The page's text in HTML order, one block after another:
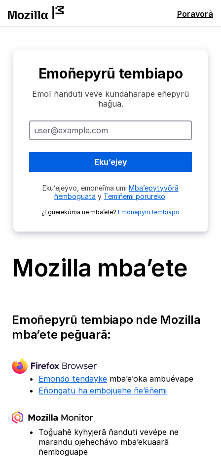
Poravorã
Emoñepyrũ tembiapo
Emoĩ ñanduti veve kundaharape eñepyrũ
hag̃ua.
Ñanduti
veve
kundaharape
Eku’ejey
Eku’ejeývo, emoneĩma umi Mba’epytyvõrã
ñemboguata y Temiñemi porureko.
¿Eguerekóma ne mba’ete? Emoñepyrũ tembiapo
Mozilla mba’ete
Emoñepyrũ tembiapo nde Mozilla
mba’ete peg̃uarã:
Emondo tendayke mba’e’oka ambuévape
Eñongatu ha embojuehe ñe’ẽñemi
Tog̃uahẽ kyhyjerã ñanduti vevépe ne
marandu ojehechávo mba’ekuaarã
ñemboguape